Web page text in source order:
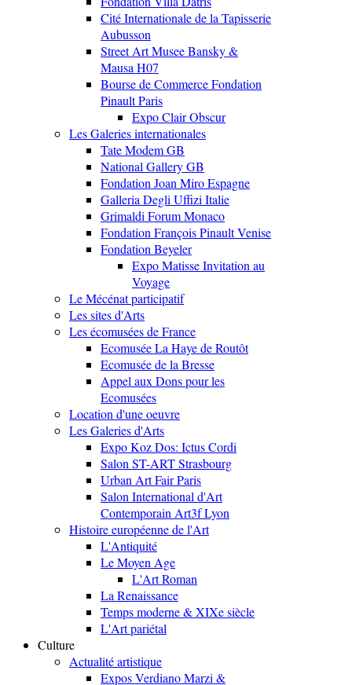
Cité Internationale de la Tapisserie
Aubusson
Street Art Musee Bansky &
Mausa H07
Bourse de Commerce Fondation
Pinault Paris
Expo Clair Obscur
Les Galeries internationales
Tate Modem GB
National Gallery GB
Fondation Joan Miro Espagne
Galleria Degli Uffizi Italie
Grimaldi Forum Monaco
Fondation François Pinault Venise
Fondation Beyeler
Expo Matisse Invitation au
Voyage
Le Mécénat participatif
Les sites d'Arts
Les écomusées de France
Ecomusée La Haye de Routôt
Ecomusée de la Bresse
Appel aux Dons pour les
Ecomusées
Location d'une oeuvre
Les Galeries d'Arts
Expo Koz Dos: Ictus Cordi
Salon ST-ART Strasbourg
Urban Art Fair Paris
Salon International d'Art
Contemporain Art3f Lyon
Histoire européenne de l'Art
L'Antiquité
Le Moyen Age
L'Art Roman
La Renaissance
Temps moderne & XIXe siècle
L'Art pariétal
Culture
Actualité artistique
Expos Verdiano Marzi &